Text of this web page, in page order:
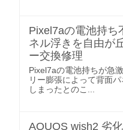
Pixel7aの電池持ち
ネル浮きを自由が
ー交換修理
Pixel7aの電池持ちが急
リー膨張によって背面
しまったとのこ...
AQUOS wish2 劣